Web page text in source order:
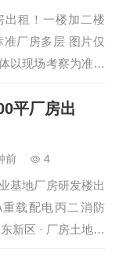
，东距上海安亭约
租！一楼加二楼
准厂房多层 图片仅
以现场考察为准，
层高 高10米 楼层
平厂房出
前 4
基地厂房研发楼出
重载配电丙二消防
新区 · 厂房土地租
年8月6日浦东新